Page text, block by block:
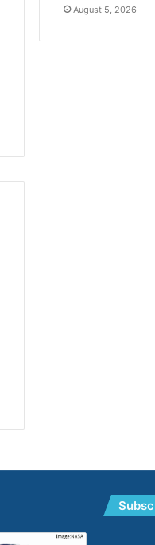
August 5, 2026